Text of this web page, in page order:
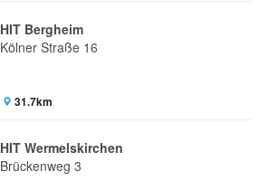
HIT Bergheim
Kölner Straße 16
31.7km
HIT Wermelskirchen
Brückenweg 3